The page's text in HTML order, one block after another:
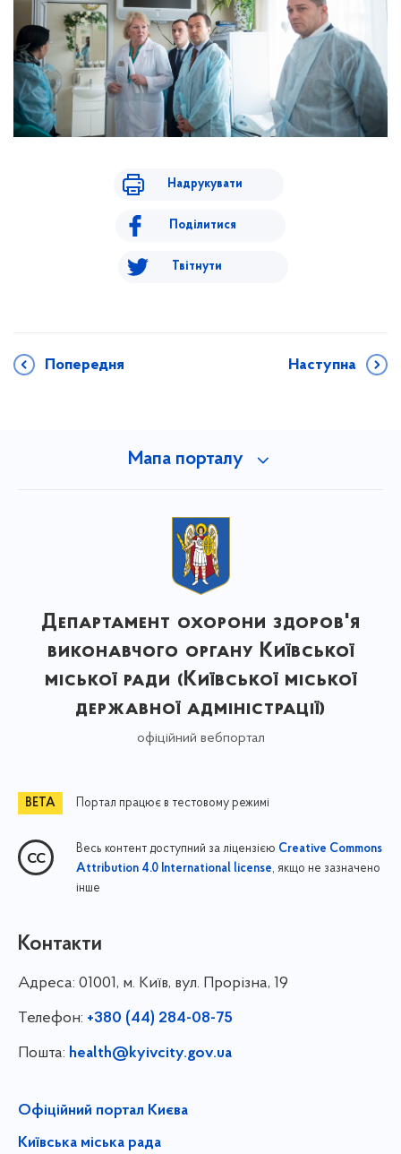
Надрукувати
Поділитися
Твітнути
Попередня Наступна
Мапа порталу
Департамент охорони здоров'я
виконавчого органу Київської
міської ради (Київської міської
державної адміністрації)
офіційний вебпортал
Портал працює в тестовому режимі
Весь контент доступний за ліцензією Creative Commons
Attribution 4.0 International license, якщо не зазначено
інше
Контакти
Адреса: 01001, м. Київ, вул. Прорізна, 19
Телефон: +380 (44) 284-08-75
Пошта: health@kyivcity.gov.ua
Офіційний портал Києва
Київська міська рада